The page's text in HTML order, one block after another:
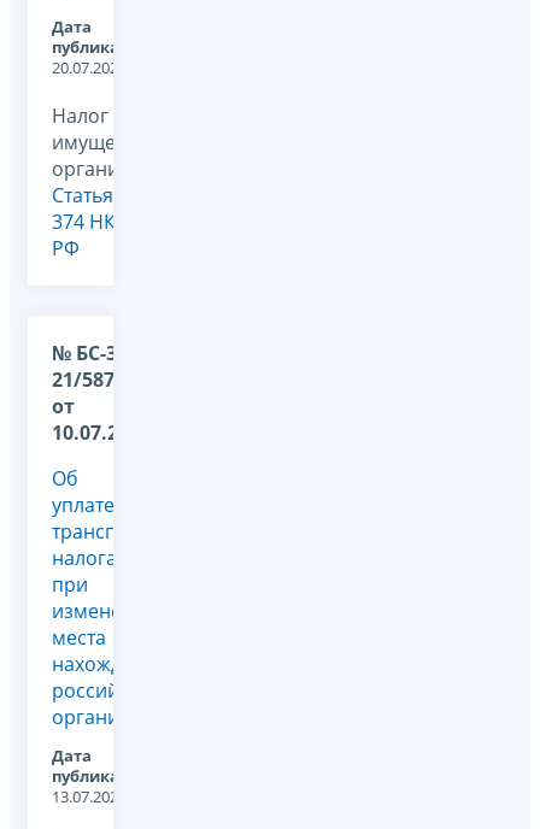
Дата
публикации:
20.07.2026
Налог на
имущество
организаций,
Статья
374 НК
РФ
№ БС-36-
21/5878@
от
10.07.2026
Об
уплате
транспортного
налога
при
изменении
места
нахождения
российской
организации
Дата
публикации:
13.07.2026